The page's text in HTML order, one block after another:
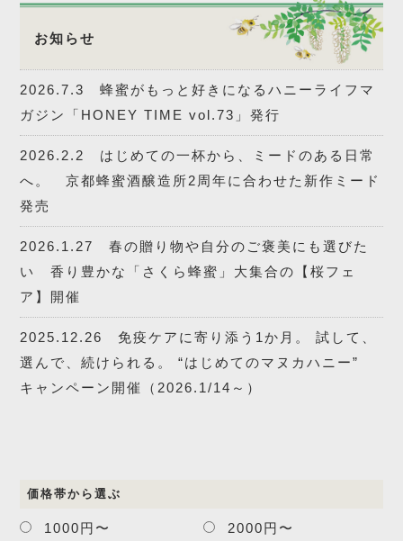
お知らせ
2026.7.3 蜂蜜がもっと好きになるハニーライフマ
ガジン「HONEY TIME vol.73」発行
2026.2.2 はじめての一杯から、ミードのある日常
へ。 京都蜂蜜酒醸造所2周年に合わせた新作ミード
発売
2026.1.27 春の贈り物や自分のご褒美にも選びた
い 香り豊かな「さくら蜂蜜」大集合の【桜フェ
ア】開催
2025.12.26 免疫ケアに寄り添う1か月。 試して、
選んで、続けられる。 “はじめてのマヌカハニー”
キャンペーン開催（2026.1/14～）
価格帯から選ぶ
1000円〜 2000円〜